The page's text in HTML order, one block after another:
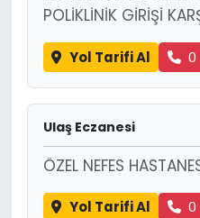
POLİKLİNİK GİRİŞİ
Yol Tarifi Al 0
Ulaş Eczanesi
ÖZEL NEFES
Yol Tarifi Al 0